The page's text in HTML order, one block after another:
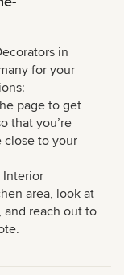
in
for your
page to get
that you’re
close to your
Interior
area, look at
and reach out to